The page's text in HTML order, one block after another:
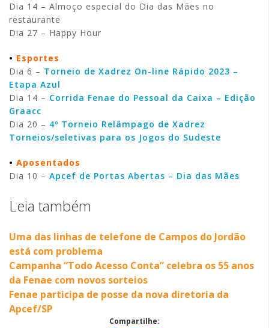
Dia 14 – Almoço especial do Dia das Mães no
restaurante
Dia 27 – Happy Hour
• Esportes
Dia 6 – Torneio de Xadrez On-line Rápido 2023 –
Etapa Azul
Dia 14 – Corrida Fenae do Pessoal da Caixa – Edição
Graacc
Dia 20 – 4º Torneio Relâmpago de Xadrez
Torneios/seletivas para os Jogos do Sudeste
• Aposentados
Dia 10 – Apcef de Portas Abertas – Dia das Mães
Leia também
Uma das linhas de telefone de Campos do Jordão
está com problema
Campanha “Todo Acesso Conta” celebra os 55 anos
da Fenae com novos sorteios
Fenae participa de posse da nova diretoria da
Apcef/SP
Compartilhe: